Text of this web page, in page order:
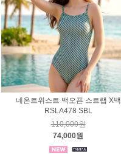
네온트위스트 백오픈 스트랩 X백
RSLA478 SBL
110,000원
74,000원